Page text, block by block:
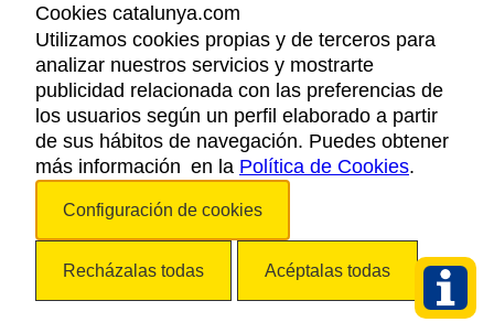
AVISO LEGAL
POLÍTICA DE PRIVACIDAD
COOKIES
ACCESSIBILIDAD
Copyright © 2026. Agencia Catalana de Turismo. Todos los derechos
Cookies catalunya.com
Utilizamos cookies propias y de terceros para
analizar nuestros servicios y mostrarte
publicidad relacionada con las preferencias de
los usuarios según un perfil elaborado a partir
de sus hábitos de navegación. Puedes obtener
más información en la Política de Cookies.
Configuración de cookies
Recházalas todas Acéptalas todas